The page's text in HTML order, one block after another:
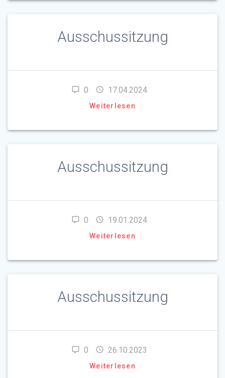
Ausschussitzung
0 17.04.2024
Weiterlesen
Ausschussitzung
0 19.01.2024
Weiterlesen
Ausschussitzung
0 26.10.2023
Weiterlesen